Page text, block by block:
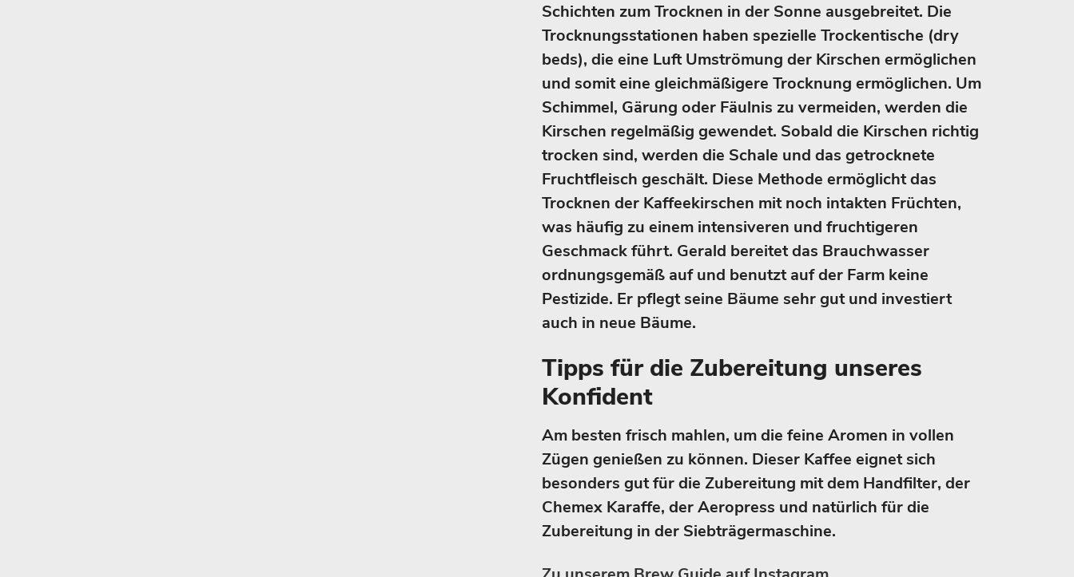
Schichten zum Trocknen in der Sonne ausgebreitet. Die
Trocknungsstationen haben spezielle Trockentische (dry
beds), die eine Luft Umströmung der Kirschen ermöglichen
und somit eine gleichmäßigere Trocknung ermöglichen. Um
Schimmel, Gärung oder Fäulnis zu vermeiden, werden die
Kirschen regelmäßig gewendet. Sobald die Kirschen richtig
trocken sind, werden die Schale und das getrocknete
Fruchtfleisch geschält. Diese Methode ermöglicht das
Trocknen der Kaffeekirschen mit noch intakten Früchten,
was häufig zu einem intensiveren und fruchtigeren
Geschmack führt. Gerald bereitet das Brauchwasser
ordnungsgemäß auf und benutzt auf der Farm keine
Pestizide. Er pflegt seine Bäume sehr gut und investiert
auch in neue Bäume.
Tipps für die Zubereitung unseres
Konfident
Am besten frisch mahlen, um die feine Aromen in vollen
Zügen genießen zu können. Dieser Kaffee eignet sich
besonders gut für die Zubereitung mit dem Handfilter, der
Chemex Karaffe, der Aeropress und natürlich für die
Zubereitung in der Siebträgermaschine.